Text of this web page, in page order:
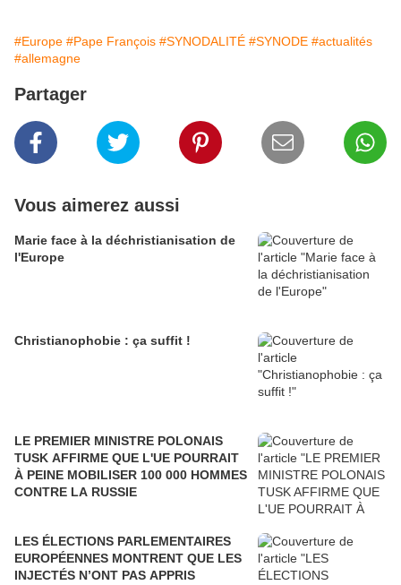
#Europe #Pape François #SYNODALITÉ #SYNODE #actualités
#allemagne
Partager
Vous aimerez aussi
Marie face à la déchristianisation de
l'Europe
Christianophobie : ça suffit !
LE PREMIER MINISTRE POLONAIS
TUSK AFFIRME QUE L'UE POURRAIT
À PEINE MOBILISER 100 000 HOMMES
CONTRE LA RUSSIE
LES ÉLECTIONS PARLEMENTAIRES
EUROPÉENNES MONTRENT QUE LES
INJECTÉS N’ONT PAS APPRIS